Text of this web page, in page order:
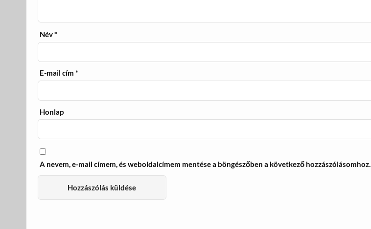
Név*
E-mail cím*
Honlap
A nevem, e-mail címem, és weboldalcímem mentése a böngészőben a következő hozzászólásomhoz.